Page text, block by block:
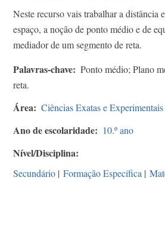
Neste recurso vais trabalhar a distância
espaço, a noção de ponto médio e de
mediador de um segmento de reta.
Palavras-chave
Ponto médio; Plano
reta.
Área Ciências Exatas e Experimentais
Ano de escolaridade 10.º ano
Nível/Disciplina
Secundário | Formação Específica |